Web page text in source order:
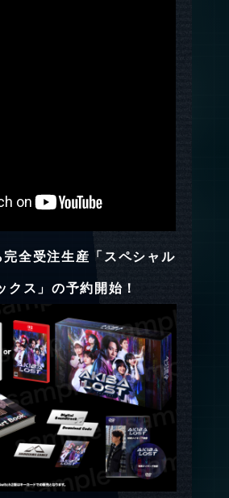
全受注生産「スペシャル
クス」の予約開始！